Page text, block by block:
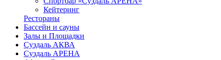
Кейтеринг
Рестораны
Бассейн и сауны
Залы и Площадки
Суздаль АКВА
Суздаль АРЕНА